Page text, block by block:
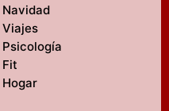
Navidad
Viajes
Psicología
Fit
Hogar